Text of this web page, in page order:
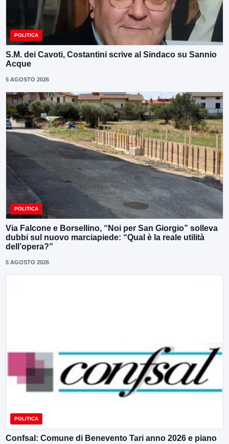
POLITICA
S.M. dei Cavoti, Costantini scrive al Sindaco su Sannio
Acque
5 AGOSTO 2026
POLITICA
Via Falcone e Borsellino, “Noi per San Giorgio” solleva
dubbi sul nuovo marciapiede: “Qual è la reale utilità
dell’opera?”
5 AGOSTO 2026
POLITICA
Confsal: Comune di Benevento Tari anno 2026 e piano